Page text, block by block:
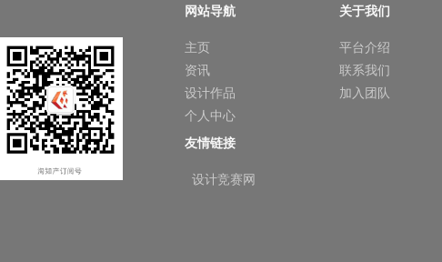
网站导航
主页
资讯
设计作品
个人中心
关于我们
平台介绍
联系我们
加入团队
友情链接
设计竞赛网